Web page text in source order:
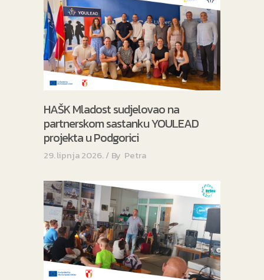
HAŠK Mladost sudjelovao na
partnerskom sastanku YOULEAD
projekta u Podgorici
29. lipnja 2026. By Petra